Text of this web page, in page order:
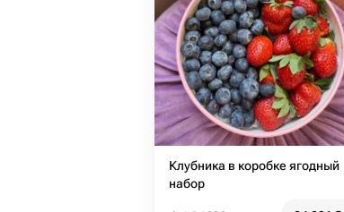
Клубника в коробке ягодный
набор